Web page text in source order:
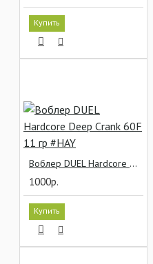
Купить
Воблер DUEL Hardcore Deep Crank 60F 11 гр #HAY
1000р.
Купить